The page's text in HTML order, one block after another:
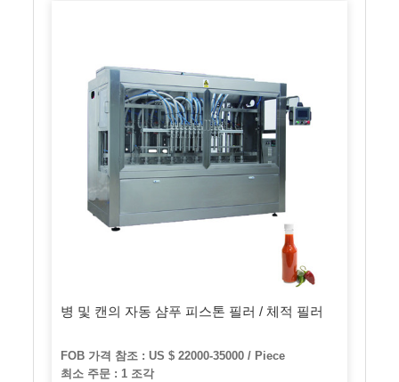
병 및 캔의 자동 샴푸 피스톤 필러 / 체적 필러
FOB 가격 참조 : US $ 22000-35000 / Piece
최소 주문 : 1 조각